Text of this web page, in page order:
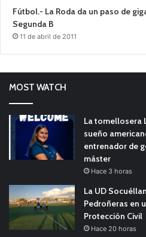
Fútbol.- La Roda da un paso de
Segunda B
11 de abril de 2011
MOST WATCH
La tomellosera
sueño
entrenador de
máster
Hace 3 horas
La UD
Pedroñeras en
Protección Civil
Hace 20 horas